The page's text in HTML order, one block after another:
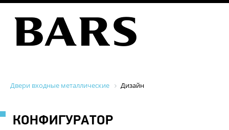
Двери входные металлические Дизайн
КОНФИГУРАТОР